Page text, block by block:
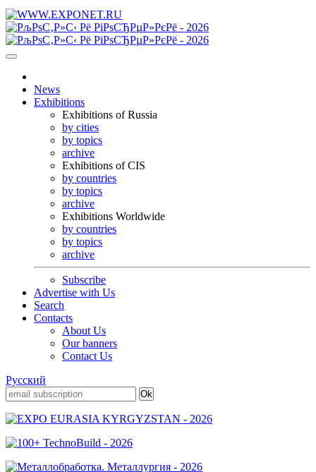
News
Exhibitions
Exhibitions of Russia
by cities
by topics
archive
Exhibitions of CIS
by countries
by topics
archive
Exhibitions Worldwide
by countries
by topics
archive
Subscribe
Advertise with Us
Search
Contacts
About Us
Our banners
Contact Us
Русский